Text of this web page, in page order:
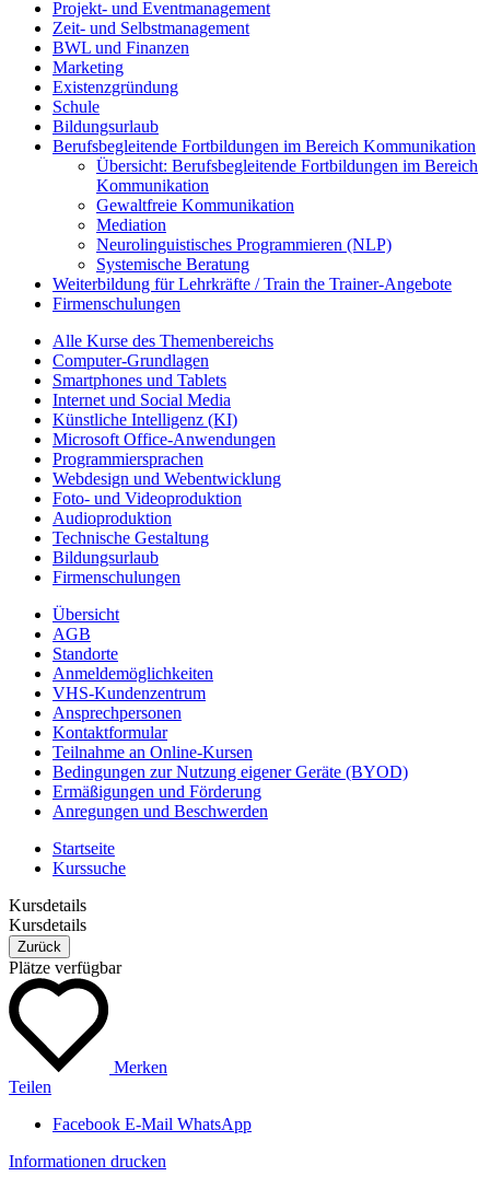
Projekt- und Eventmanagement
Zeit- und Selbstmanagement
BWL und Finanzen
Marketing
Existenzgründung
Schule
Bildungsurlaub
Berufsbegleitende Fortbildungen im Bereich Kommunikation
Übersicht: Berufsbegleitende Fortbildungen im Bereich
Kommunikation
Gewaltfreie Kommunikation
Mediation
Neurolinguistisches Programmieren (NLP)
Systemische Beratung
Weiterbildung für Lehrkräfte / Train the Trainer-Angebote
Firmenschulungen
Alle Kurse des Themenbereichs
Computer-Grundlagen
Smartphones und Tablets
Internet und Social Media
Künstliche Intelligenz (KI)
Microsoft Office-Anwendungen
Programmiersprachen
Webdesign und Webentwicklung
Foto- und Videoproduktion
Audioproduktion
Technische Gestaltung
Bildungsurlaub
Firmenschulungen
Übersicht
AGB
Standorte
Anmeldemöglichkeiten
VHS-Kundenzentrum
Ansprechpersonen
Kontaktformular
Teilnahme an Online-Kursen
Bedingungen zur Nutzung eigener Geräte (BYOD)
Ermäßigungen und Förderung
Anregungen und Beschwerden
Startseite
Kurssuche
Kursdetails
Kursdetails
Zurück
Plätze verfügbar
Merken
Teilen
Facebook E-Mail WhatsApp
Informationen drucken